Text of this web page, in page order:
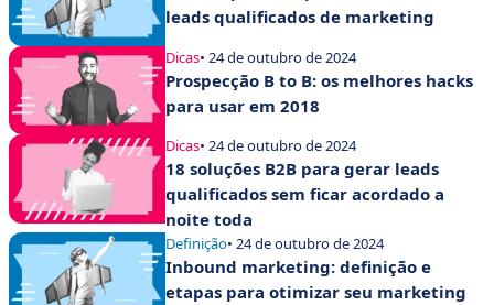
leads qualificados de marketing
Dicas• 24 de outubro de 2024
Prospecção B to B: os melhores hacks
para usar em 2018
Dicas• 24 de outubro de 2024
18 soluções B2B para gerar leads
qualificados sem ficar acordado a
noite toda
Definição• 24 de outubro de 2024
Inbound marketing: definição e
etapas para otimizar seu marketing